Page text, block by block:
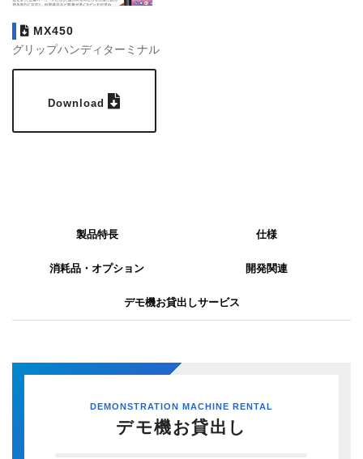
MX450
グリップハンディターミナル
Download
製品特長 仕様
消耗品・オプション 開発関連
デモ機お貸出しサービス
DEMONSTRATION MACHINE RENTAL
デモ機お貸出し